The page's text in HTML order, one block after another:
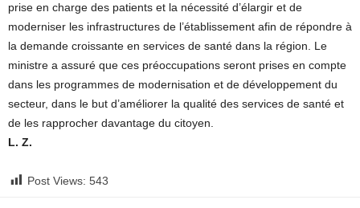
prise en charge des patients et la nécessité d’élargir et de
moderniser les infrastructures de l’établissement afin de répondre à
la demande croissante en services de santé dans la région. Le
ministre a assuré que ces préoccupations seront prises en compte
dans les programmes de modernisation et de développement du
secteur, dans le but d’améliorer la qualité des services de santé et
de les rapprocher davantage du citoyen.
L. Z.
Post Views: 543